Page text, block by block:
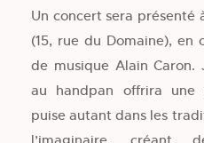
Un concert sera présenté
(15, rue du Domaine), en
de musique Alain Caron.
au handpan offrira une
puise autant dans les